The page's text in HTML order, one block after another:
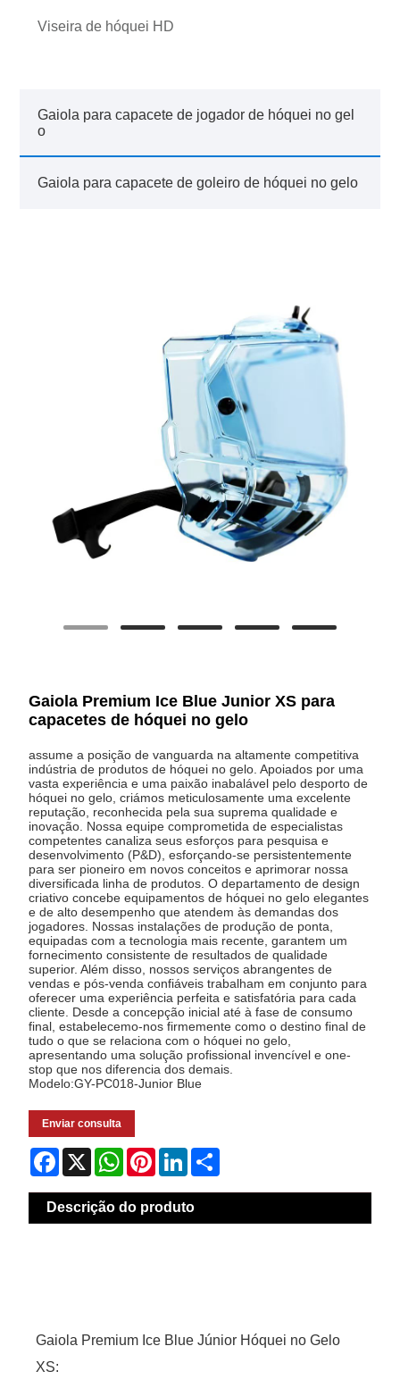
Viseira de hóquei HD
Gaiola para capacete de jogador de hóquei no gel
o
Gaiola para capacete de goleiro de hóquei no gelo
Gaiola Premium Ice Blue Junior XS para
capacetes de hóquei no gelo
assume a posição de vanguarda na altamente competitiva
indústria de produtos de hóquei no gelo. Apoiados por uma
vasta experiência e uma paixão inabalável pelo desporto de
hóquei no gelo, criámos meticulosamente uma excelente
reputação, reconhecida pela sua suprema qualidade e
inovação. Nossa equipe comprometida de especialistas
competentes canaliza seus esforços para pesquisa e
desenvolvimento (P&D), esforçando-se persistentemente
para ser pioneiro em novos conceitos e aprimorar nossa
diversificada linha de produtos. O departamento de design
criativo concebe equipamentos de hóquei no gelo elegantes
e de alto desempenho que atendem às demandas dos
jogadores. Nossas instalações de produção de ponta,
equipadas com a tecnologia mais recente, garantem um
fornecimento consistente de resultados de qualidade
superior. Além disso, nossos serviços abrangentes de
vendas e pós-venda confiáveis ​​trabalham em conjunto para
oferecer uma experiência perfeita e satisfatória para cada
cliente. Desde a concepção inicial até à fase de consumo
final, estabelecemo-nos firmemente como o destino final de
tudo o que se relaciona com o hóquei no gelo,
apresentando uma solução profissional invencível e one-
stop que nos diferencia dos demais.
Modelo:GY-PC018-Junior Blue
Enviar consulta
Facebook
X WhatsAppPinterestLinkedIn
Descrição do produto
Gaiola Premium Ice Blue Júnior Hóquei no Gelo
XS: